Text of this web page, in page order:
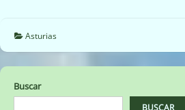
de
la
minería
Asturias
Buscar
BUSCAR